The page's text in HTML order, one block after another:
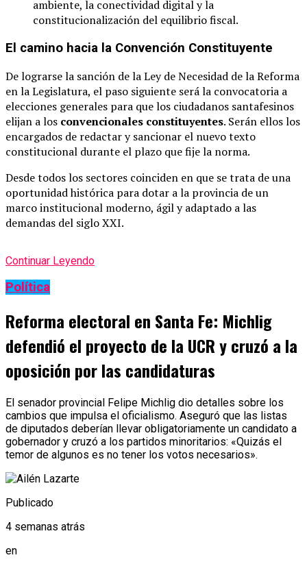
ambiente, la conectividad digital y la
constitucionalización del equilibrio fiscal.
El camino hacia la Convención Constituyente
De lograrse la sanción de la Ley de Necesidad de la Reforma
en la Legislatura, el paso siguiente será la convocatoria a
elecciones generales para que los ciudadanos santafesinos
elijan a los convencionales constituyentes. Serán ellos los
encargados de redactar y sancionar el nuevo texto
constitucional durante el plazo que fije la norma.
Desde todos los sectores coinciden en que se trata de una
oportunidad histórica para dotar a la provincia de un
marco institucional moderno, ágil y adaptado a las
demandas del siglo XXI.
Continuar Leyendo
Política
Reforma electoral en Santa Fe: Michlig
defendió el proyecto de la UCR y cruzó a la
oposición por las candidaturas
El senador provincial Felipe Michlig dio detalles sobre los
cambios que impulsa el oficialismo. Aseguró que las listas
de diputados deberían llevar obligatoriamente un candidato a
gobernador y cruzó a los partidos minoritarios: «Quizás el
temor de algunos es no tener los votos necesarios».
Publicado
4 semanas atrás
en